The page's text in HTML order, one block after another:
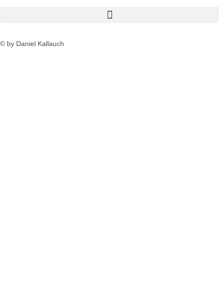
© by Daniel Kallauch